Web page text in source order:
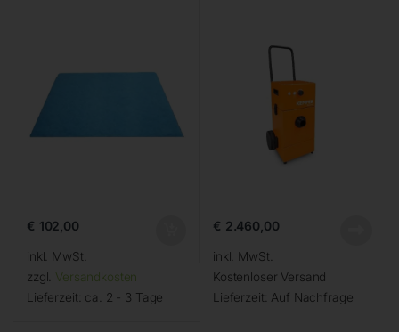
€ 102,00
inkl. MwSt.
zzgl. Versandkosten
Lieferzeit: ca. 2 - 3 Tage
€ 2.460,00
inkl. MwSt.
Kostenloser Versand
Lieferzeit: Auf Nachfrage